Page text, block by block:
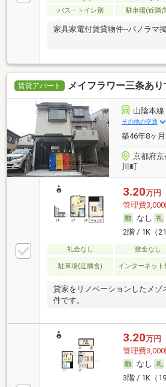
バス・トイレ別
駐車場(近隣
家具家電付賃貸物件--パノラマ
賃貸アパート メイフラワー三条あ
山陰本
その他の交通
築46年8ヶ
京都府
川町
3.20万円
管理費3,000
なし
2階 / 1K（
礼金なし 敷金なし
駐車場(近隣含) インターネット
貸家をリノベーションしたメゾ
件です。
3.20万円
管理費3,000
なし
3階 / 1K（